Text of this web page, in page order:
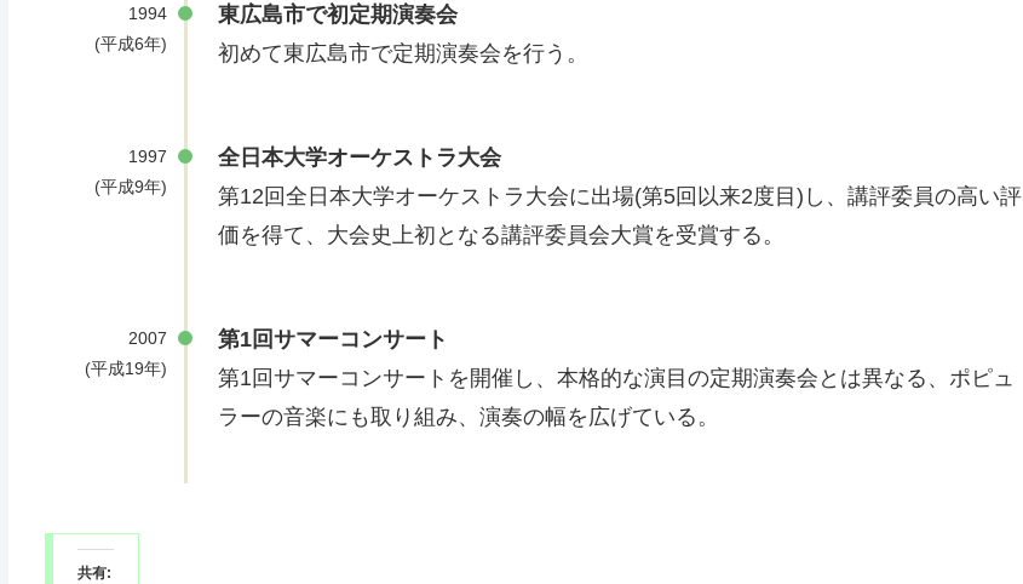
1994
(平成6年)
東広島市で初定期演奏会
初めて東広島市で定期演奏会を行う。
1997
(平成9年)
全日本大学オーケストラ大会
第12回全日本大学オーケストラ大会に出場(第5回以来2度目)し、講評委員の高い評
価を得て、大会史上初となる講評委員会大賞を受賞する。
2007
(平成19年)
第1回サマーコンサート
第1回サマーコンサートを開催し、本格的な演目の定期演奏会とは異なる、ポピュ
ラーの音楽にも取り組み、演奏の幅を広げている。
共有: